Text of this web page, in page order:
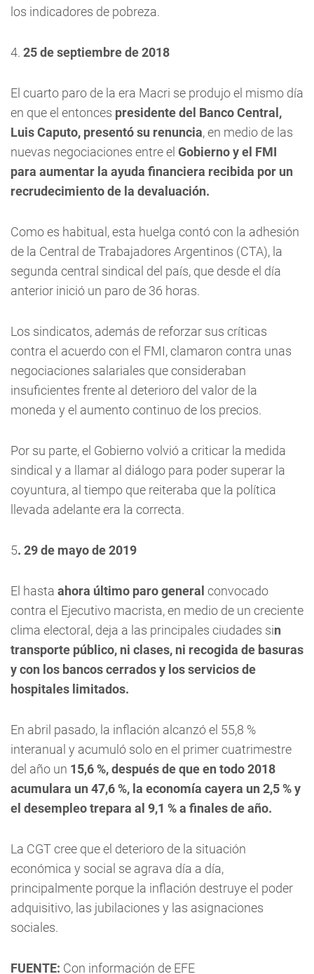
los indicadores de pobreza.
4. 25 de septiembre de 2018
El cuarto paro de la era Macri se produjo el mismo día
en que el entonces presidente del Banco Central,
Luis Caputo, presentó su renuncia, en medio de las
nuevas negociaciones entre el Gobierno y el FMI
para aumentar la ayuda financiera recibida por un
recrudecimiento de la devaluación.
Como es habitual, esta huelga contó con la adhesión
de la Central de Trabajadores Argentinos (CTA), la
segunda central sindical del país, que desde el día
anterior inició un paro de 36 horas.
Los sindicatos, además de reforzar sus críticas
contra el acuerdo con el FMI, clamaron contra unas
negociaciones salariales que consideraban
insuficientes frente al deterioro del valor de la
moneda y el aumento continuo de los precios.
Por su parte, el Gobierno volvió a criticar la medida
sindical y a llamar al diálogo para poder superar la
coyuntura, al tiempo que reiteraba que la política
llevada adelante era la correcta.
5. 29 de mayo de 2019
El hasta ahora último paro general convocado
contra el Ejecutivo macrista, en medio de un creciente
clima electoral, deja a las principales ciudades sin
transporte público, ni clases, ni recogida de basuras
y con los bancos cerrados y los servicios de
hospitales limitados.
En abril pasado, la inflación alcanzó el 55,8 %
interanual y acumuló solo en el primer cuatrimestre
del año un 15,6 %, después de que en todo 2018
acumulara un 47,6 %, la economía cayera un 2,5 % y
el desempleo trepara al 9,1 % a finales de año.
La CGT cree que el deterioro de la situación
económica y social se agrava día a día,
principalmente porque la inflación destruye el poder
adquisitivo, las jubilaciones y las asignaciones
sociales.
FUENTE: Con información de EFE